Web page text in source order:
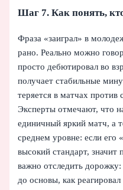
Шаг 7. Как понять,
Фраза «заиграл» в
рано. Реально можно
просто дебютировал во
получает стабильные
теряется в матчах против
Эксперты отмечают, что
единичный яркий матч, а
среднем уровне: если его
высокий стандарт, значит
важно отследить
до основы, как